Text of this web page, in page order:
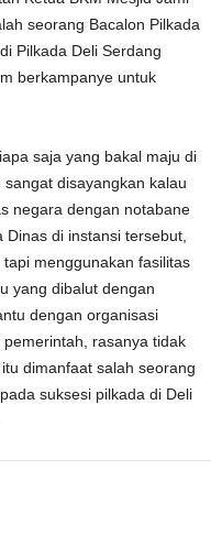
seorang Bacalon Pilkada
Pilkada Deli Serdang
berkampanye untuk
saja yang bakal maju di
disayangkan kalau
negara dengan notabane
di instansi tersebut,
menggunakan fasilitas
yang dibalut dengan
dengan organisasi
rasanya tidak
dimanfaat salah seorang
suksesi pilkada di Deli